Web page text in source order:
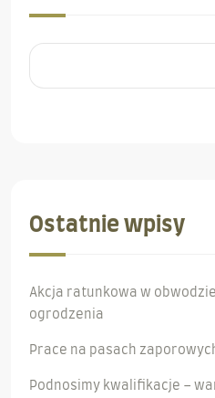
Ostatnie wpisy
Akcja ratunkowa w
ogrodzenia
Prace na pasach
Podnosimy kwalifikacje –